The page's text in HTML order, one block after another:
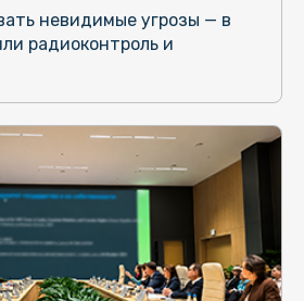
невидимые угрозы — в
радиоконтроль и